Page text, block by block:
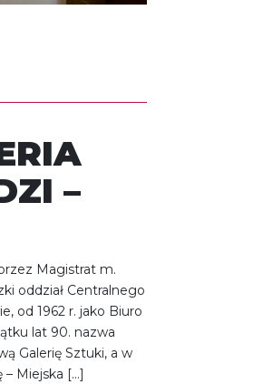
–
Magistrat m.
oddział Centralnego
od 1962 r. jako Biuro
lat 90. nazwa
Galerię Sztuki, a w
Miejska […]